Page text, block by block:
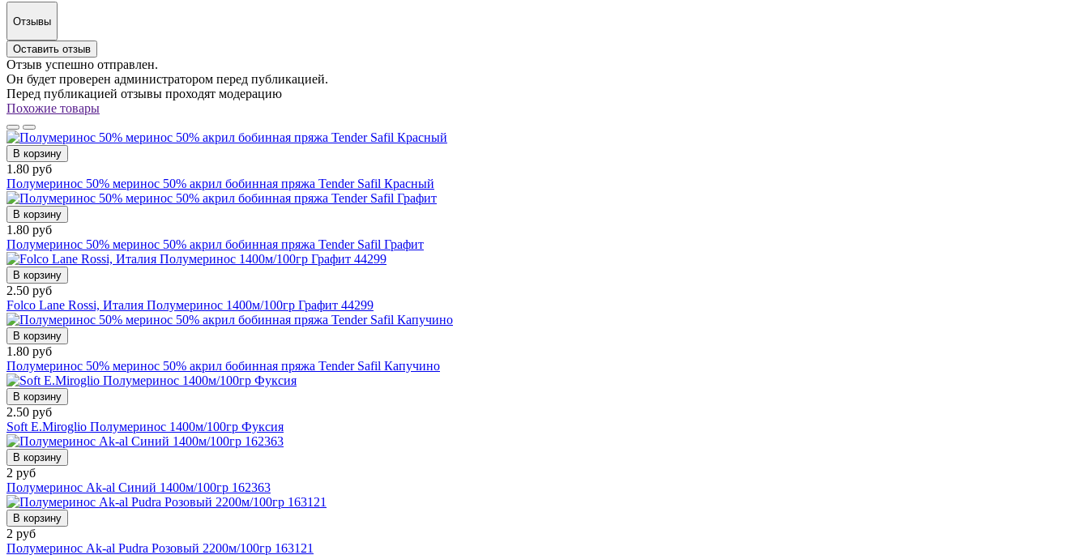
Отзывы
Оставить отзыв
Отзыв успешно отправлен.
Он будет проверен администратором перед публикацией.
Перед публикацией отзывы проходят модерацию
Похожие товары
В корзину
1.80 руб
Полумеринос 50% меринос 50% акрил бобинная пряжа Tender Safil Красный
В корзину
1.80 руб
Полумеринос 50% меринос 50% акрил бобинная пряжа Tender Safil Графит
В корзину
2.50 руб
Folco Lane Rossi, Италия Полумеринос 1400м/100гр Графит 44299
В корзину
1.80 руб
Полумеринос 50% меринос 50% акрил бобинная пряжа Tender Safil Капучино
В корзину
2.50 руб
Soft E.Miroglio Полумеринос 1400м/100гр Фуксия
В корзину
2 руб
Полумеринос Ak-al Cиний 1400м/100гр 162363
В корзину
2 руб
Полумеринос Ak-al Pudra Розовый 2200м/100гр 163121